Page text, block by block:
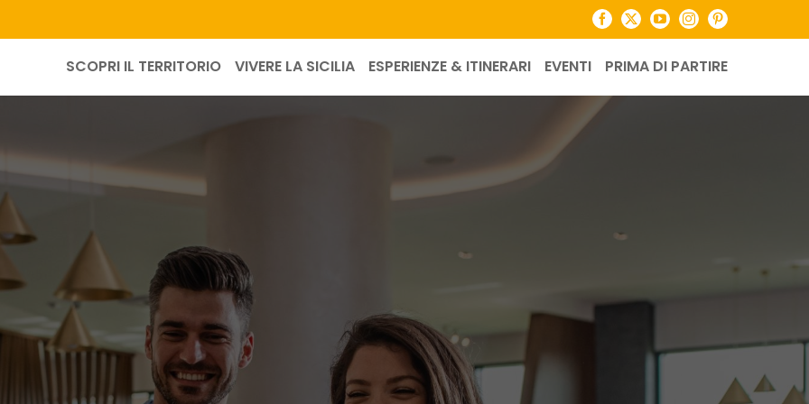
Facebook
X YouTubeInstagramPinterest
SCOPRI IL TERRITORIO VIVERE LA SICILIA ESPERIENZE & ITINERARI EVENTI PRIMA DI PARTIRE